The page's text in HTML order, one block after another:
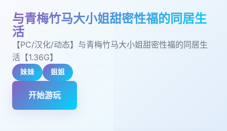
与青梅竹马大小姐甜密性福的同居生
活
【PC/汉化/动态】与青梅竹马大小姐甜密性福的同居生
活【1.36G】
妹妹 姐姐
开始游玩